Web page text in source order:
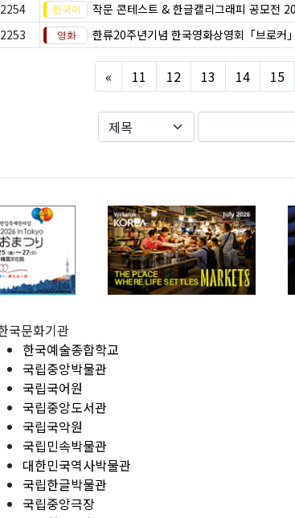
2254
작문 콘테스트 & 한글캘리그래피 공모전
2253
한류20주년기념 한국영화상영회「브로커」
« Previous
11 12 13 14 15
국문화기관
한국예술종합학교
국립중앙박물관
국립국어원
국립중앙도서관
국립국악원
국립민속박물관
대한민국역사박물관
국립한글박물관
국립중앙극장